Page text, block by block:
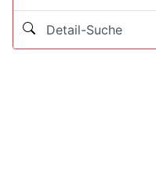
Detail-Suche